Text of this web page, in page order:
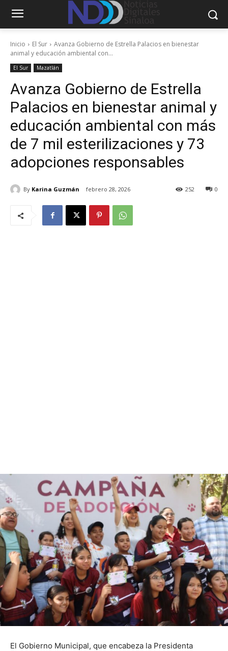
Inicio El Sur
Avanza Gobierno de Estrella Palacios en bienestar
animal y educación ambiental con...
El Sur Mazatlán
Avanza Gobierno de Estrella
Palacios en bienestar animal y
educación ambiental con más
de 7 mil esterilizaciones y 73
adopciones responsables
By Karina Guzmán febrero 28, 2026 0
252
El Gobierno Municipal, que encabeza la Presidenta